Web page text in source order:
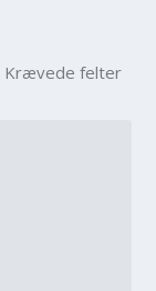
Krævede felter